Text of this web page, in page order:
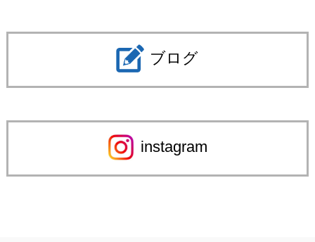
ブログ
instagram